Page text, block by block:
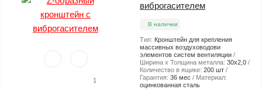
1
виброгасителем
В наличии
Тип: Кронштейн для крепления
массивных воздуховодови
элементов систем вентиляции
Ширина х Толщина металла: 30х2,0
Количество в ящике: 200 шт
Гарантия: 36 мес
Материал:
оцинкованная сталь